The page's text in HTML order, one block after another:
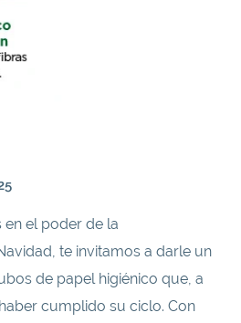
en el poder de la
te invitamos a darle un
de papel higiénico que, a
cumplido su ciclo. Con